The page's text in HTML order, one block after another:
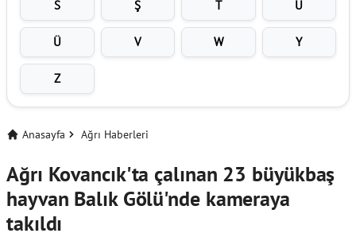
S Ş T U
Ü V W Y
Z
Anasayfa Ağrı Haberleri
Ağrı Kovancık'ta çalınan 23 büyükbaş
hayvan Balık Gölü'nde kameraya
takıldı